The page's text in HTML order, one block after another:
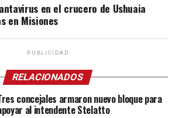
en el crucero de Ushuaia
en Misiones
PUBLICIDAD
RELACIONADOS
concejales armaron nuevo bloque para
al intendente Stelatto